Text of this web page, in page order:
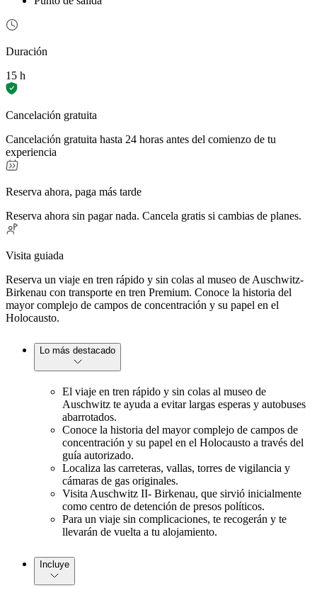
Duración
15 h
Cancelación gratuita
Cancelación gratuita hasta 24 horas antes del comienzo de tu
experiencia
Reserva ahora, paga más tarde
Reserva ahora sin pagar nada. Cancela gratis si cambias de planes.
Visita guiada
Reserva un viaje en tren rápido y sin colas al museo de Auschwitz-
Birkenau con transporte en tren Premium. Conoce la historia del
mayor complejo de campos de concentración y su papel en el
Holocausto.
Lo más destacado
El viaje en tren rápido y sin colas al museo de
Auschwitz te ayuda a evitar largas esperas y autobuses
abarrotados.
Conoce la historia del mayor complejo de campos de
concentración y su papel en el Holocausto a través del
guía autorizado.
Localiza las carreteras, vallas, torres de vigilancia y
cámaras de gas originales.
Visita Auschwitz II- Birkenau, que sirvió inicialmente
como centro de detención de presos políticos.
Para un viaje sin complicaciones, te recogerán y te
llevarán de vuelta a tu alojamiento.
Incluye